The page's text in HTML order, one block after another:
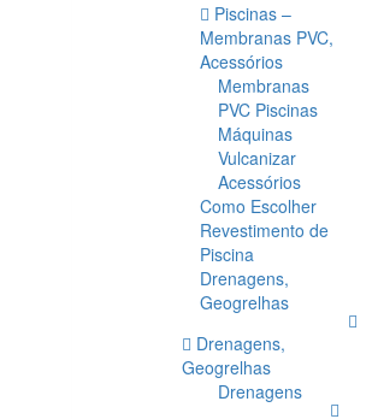
Piscinas –
Membranas PVC,
Acessórios
Membranas
PVC Piscinas
Máquinas
Vulcanizar
Acessórios
Como Escolher
Revestimento de
Piscina
Drenagens,
Geogrelhas
Drenagens,
Geogrelhas
Drenagens